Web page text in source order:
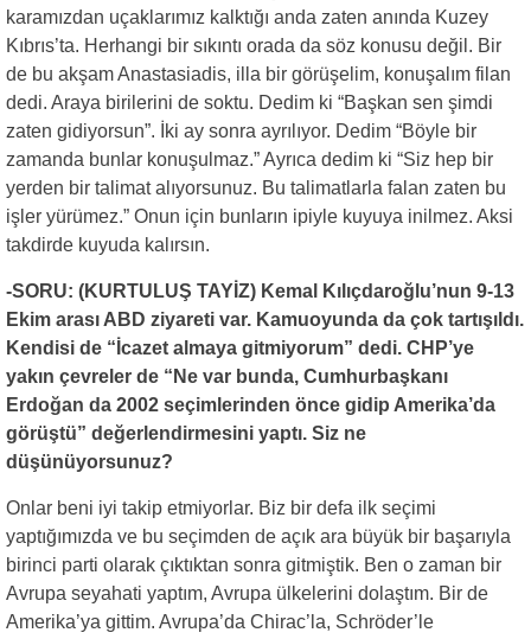
karamızdan uçaklarımız kalktığı anda zaten anında Kuzey
Kıbrıs’ta. Herhangi bir sıkıntı orada da söz konusu değil. Bir
de bu akşam Anastasiadis, illa bir görüşelim, konuşalım filan
dedi. Araya birilerini de soktu. Dedim ki “Başkan sen şimdi
zaten gidiyorsun”. İki ay sonra ayrılıyor. Dedim “Böyle bir
zamanda bunlar konuşulmaz.” Ayrıca dedim ki “Siz hep bir
yerden bir talimat alıyorsunuz. Bu talimatlarla falan zaten bu
işler yürümez.” Onun için bunların ipiyle kuyuya inilmez. Aksi
takdirde kuyuda kalırsın.
-SORU: (KURTULUŞ TAYİZ) Kemal Kılıçdaroğlu’nun 9-13
Ekim arası ABD ziyareti var. Kamuoyunda da çok tartışıldı.
Kendisi de “İcazet almaya gitmiyorum” dedi. CHP’ye
yakın çevreler de “Ne var bunda, Cumhurbaşkanı
Erdoğan da 2002 seçimlerinden önce gidip Amerika’da
görüştü” değerlendirmesini yaptı. Siz ne
düşünüyorsunuz?
Onlar beni iyi takip etmiyorlar. Biz bir defa ilk seçimi
yaptığımızda ve bu seçimden de açık ara büyük bir başarıyla
birinci parti olarak çıktıktan sonra gitmiştik. Ben o zaman bir
Avrupa seyahati yaptım, Avrupa ülkelerini dolaştım. Bir de
Amerika’ya gittim. Avrupa’da Chirac’la, Schröder’le